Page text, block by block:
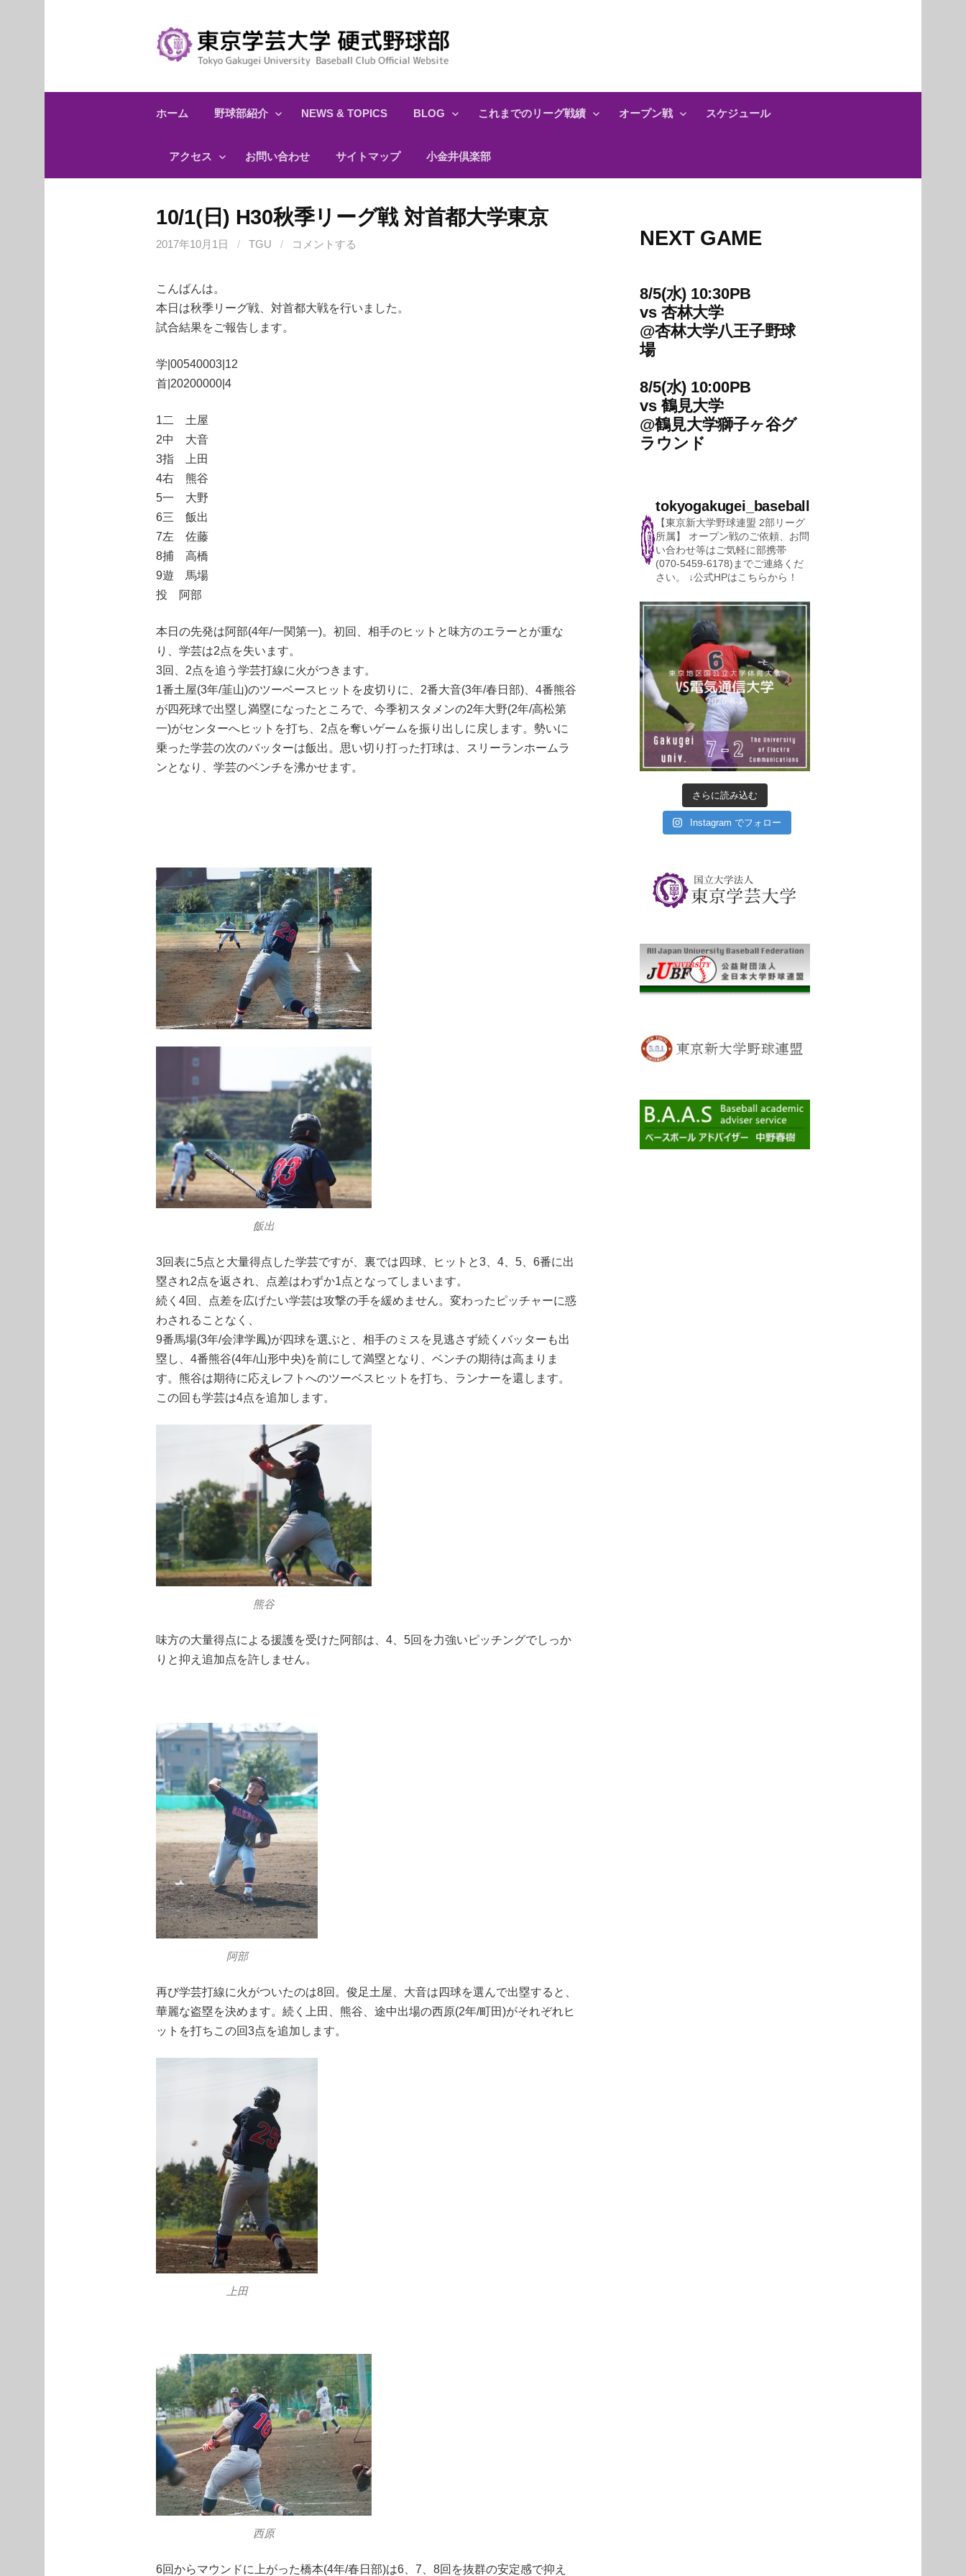
ホーム 野球部紹介 NEWS & TOPICS BLOG これまでのリーグ戦績 オープン戦 スケジュール
アクセス お問い合わせ サイトマップ 小金井倶楽部
10/1(日) H30秋季リーグ戦 対首都大学東京
2017年10月1日 / TGU / コメントする
こんばんは。
本日は秋季リーグ戦、対首都大戦を行いました。
試合結果をご報告します。
学|00540003|12
首|20200000|4
1二 土屋
2中 大音
3指 上田
4右 熊谷
5一 大野
6三 飯出
7左 佐藤
8捕 高橋
9遊 馬場
投 阿部
本日の先発は阿部(4年/一関第一)。初回、相手のヒットと味方のエラーとが重な
り、学芸は2点を失います。
3回、2点を追う学芸打線に火がつきます。
1番土屋(3年/韮山)のツーベースヒットを皮切りに、2番大音(3年/春日部)、4番熊谷
が四死球で出塁し満塁になったところで、今季初スタメンの2年大野(2年/高松第
一)がセンターへヒットを打ち、2点を奪いゲームを振り出しに戻します。勢いに
乗った学芸の次のバッターは飯出。思い切り打った打球は、スリーランホームラ
ンとなり、学芸のベンチを沸かせます。
飯出
3回表に5点と大量得点した学芸ですが、裏では四球、ヒットと3、4、5、6番に出
塁され2点を返され、点差はわずか1点となってしまいます。
続く4回、点差を広げたい学芸は攻撃の手を緩めません。変わったピッチャーに惑
わされることなく、
9番馬場(3年/会津学鳳)が四球を選ぶと、相手のミスを見逃さず続くバッターも出
塁し、4番熊谷(4年/山形中央)を前にして満塁となり、ベンチの期待は高まりま
す。熊谷は期待に応えレフトへのツーベスヒットを打ち、ランナーを還します。
この回も学芸は4点を追加します。
熊谷
味方の大量得点による援護を受けた阿部は、4、5回を力強いピッチングでしっか
りと抑え追加点を許しません。
阿部
再び学芸打線に火がついたのは8回。俊足土屋、大音は四球を選んで出塁すると、
華麗な盗塁を決めます。続く上田、熊谷、途中出場の西原(2年/町田)がそれぞれヒ
ットを打ちこの回3点を追加します。
上田
西原
6回からマウンドに上がった橋本(4年/春日部)は6、7、8回を抜群の安定感で抑え
NEXT GAME
8/5(水) 10:30PB
vs杏林大学
@杏林大学八王子野球
場
8/5(水) 10:00PB
vs鶴見大学
@鶴見大学獅子ヶ谷グ
ラウンド
tokyogakugei_baseball
【東京新大学野球連盟 2部リーグ
所属】
オープン戦のご依頼、お問
い合わせ等はご気軽に部携帯
(070-5459-6178)までご連絡くだ
さい。
↓公式HPはこちらから！
さらに読み込む
Instagram でフォロー